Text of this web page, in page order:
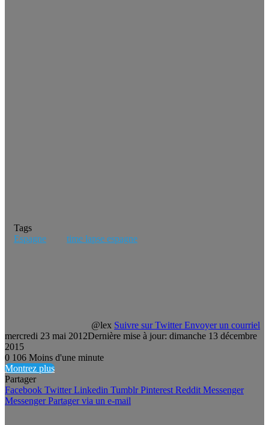
Tags
Espagne
time lapse espagne
@lex Suivre sur Twitter Envoyer un courriel
mercredi 23 mai 2012Dernière mise à jour: dimanche 13 décembre
2015
0 106 Moins d'une minute
Montrez plus
Partager
Facebook Twitter Linkedin Tumblr Pinterest Reddit Messenger
Messenger Partager via un e-mail